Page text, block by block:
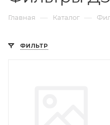
Главная — Каталог —
ФИЛЬТР